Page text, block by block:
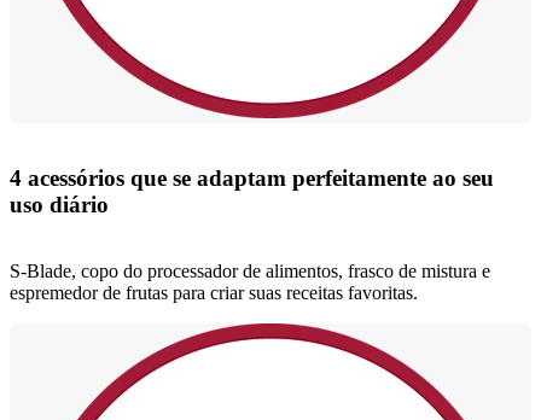
4 acessórios que se adaptam perfeitamente ao seu
uso diário
S-Blade, copo do processador de alimentos, frasco de mistura e
espremedor de frutas para criar suas receitas favoritas.